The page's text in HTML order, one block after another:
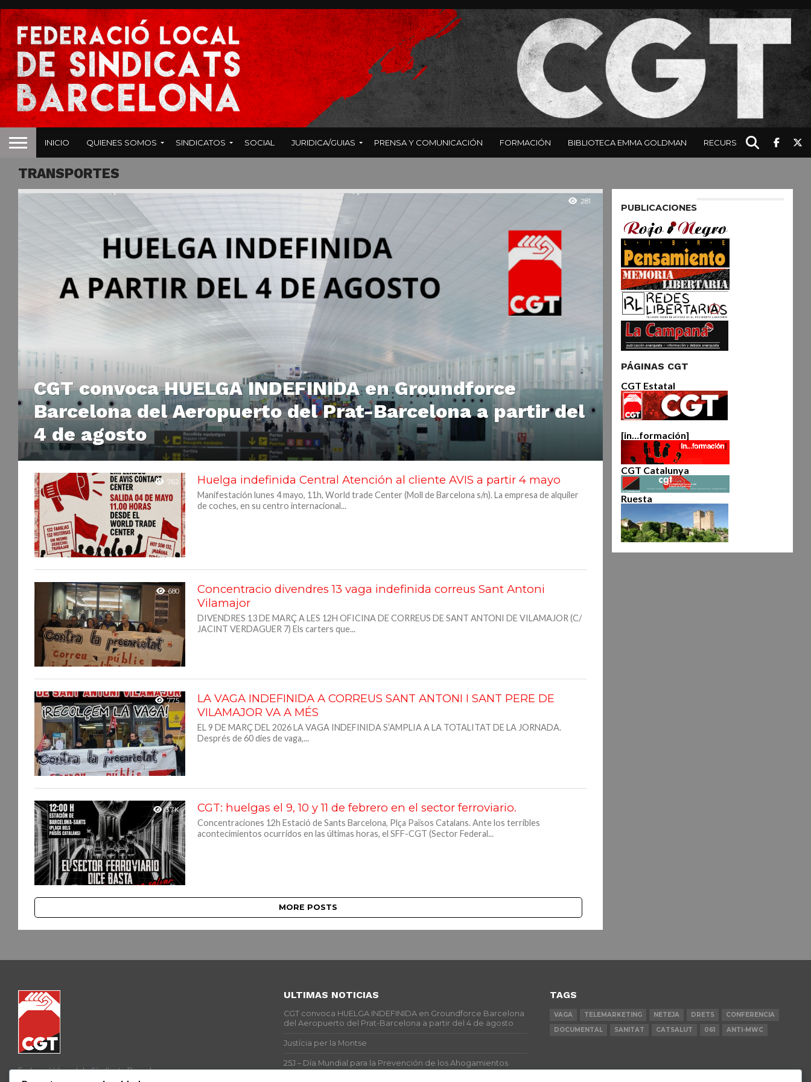
INICIO QUIENES SOMOS SINDICATOS SOCIAL JURIDICA/GUIAS PRENSA Y COMUNICACIÓN FORMACIÓN BIBLIOTECA EMMA GOLDMAN RECURSOS
TRANSPORTES
CGT convoca HUELGA INDEFINIDA en Groundforce
Barcelona del Aeropuerto del Prat-Barcelona a partir del
4 de agosto
281
762 Huelga indefinida Central Atención al cliente AVIS a partir 4 mayo
Manifestación lunes 4 mayo, 11h, World trade Center (Moll de Barcelona s/n). La empresa de alquiler
de coches, en su centro internacional...
680
Concentracio divendres 13 vaga indefinida correus Sant Antoni
Vilamajor
DIVENDRES 13 DE MARÇ A LES 12H OFICINA DE CORREUS DE SANT ANTONI DE VILAMAJOR (C/
JACINT VERDAGUER 7) Els carters que...
775
LA VAGA INDEFINIDA A CORREUS SANT ANTONI I SANT PERE DE
VILAMAJOR VA A MÉS
EL 9 DE MARÇ DEL 2026 LA VAGA INDEFINIDA S’AMPLIA A LA TOTALITAT DE LA JORNADA.
Després de 60 dies de vaga,...
3.7K CGT: huelgas el 9, 10 y 11 de febrero en el sector ferroviario.
Concentraciones 12h Estació de Sants Barcelona, Plça Països Catalans. Ante los terribles
acontecimientos ocurridos en las últimas horas, el SFF-CGT (Sector Federal...
MORE POSTS
PUBLICACIONES
PÁGINAS CGT
CGT Estatal
[in…formación]
CGT Catalunya
Ruesta
Federació Local de Sindicats Barcelona
ULTIMAS NOTICIAS
CGT convoca HUELGA INDEFINIDA en Groundforce Barcelona
del Aeropuerto del Prat-Barcelona a partir del 4 de agosto
Justícia per la Montse
25J – Día Mundial para la Prevención de los Ahogamientos
TAGS
VAGA TELEMARKETING NETEJA DRETS
CONFERENCIA
DOCUMENTAL
SANITAT CATSALUT 061 ANTI-MWC